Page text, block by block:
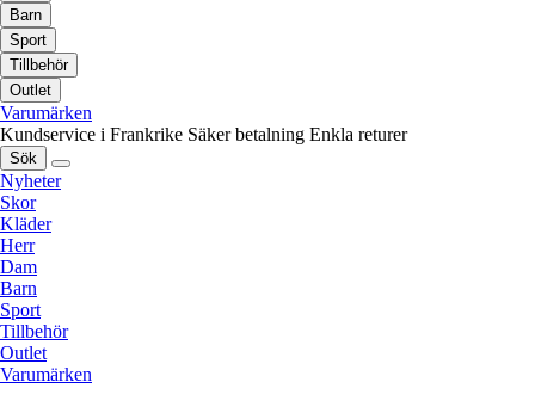
Barn
Sport
Tillbehör
Outlet
Varumärken
Kundservice i Frankrike Säker betalning Enkla returer
Sök
Nyheter
Skor
Kläder
Herr
Dam
Barn
Sport
Tillbehör
Outlet
Varumärken